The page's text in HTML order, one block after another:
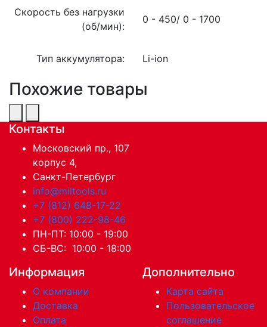
Скорость без нагрузки
(об/мин):
0 - 450/ 0 - 1700
Тип аккумулятора: Li-ion
Похожие товары
Контакты
Московский пр., 107
корпус 4,
Санкт-Петербург
info@miltools.ru
+7 (812) 648-17-22
+7 (800) 222-98-46
ПН-ПТ: 10:00 - 19:00
СБ-ВС: 10:00 - 18:00
Информация
О компании
Доставка
Оплата
Дополнительно
Карта сайта
Пользовательское
соглашение